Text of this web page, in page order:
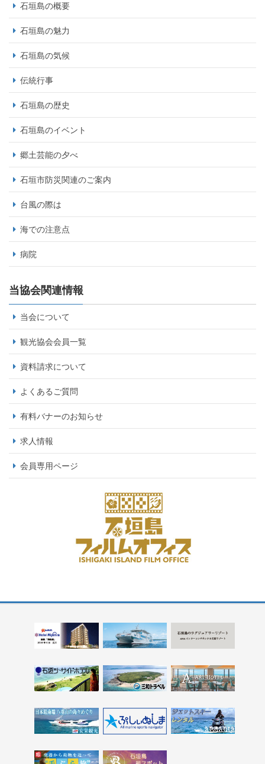
石垣島の概要
石垣島の魅力
石垣島の気候
伝統行事
石垣島の歴史
石垣島のイベント
郷土芸能の夕べ
石垣市防災関連のご案内
台風の際は
海での注意点
病院
当協会関連情報
当会について
観光協会会員一覧
資料請求について
よくあるご質問
有料バナーのお知らせ
求人情報
会員専用ページ